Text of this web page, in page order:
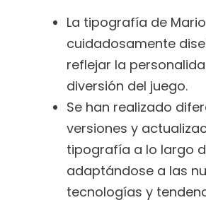
La tipografía de
cuidadosamente
reflejar la
diversión del juego.
Se han realizado
versiones y
tipografía a lo largo
adaptándose a las
tecnologías y